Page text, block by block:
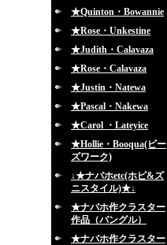
★Quinton・Bowannie
★Rose・Unkestine
★Judith・Calavaza
★Rose・Calavaza
★Justin・Natewa
★Pascal・Nakewa
★Carol ・Lateyice
★Hollie・Booqua(ビー
ズワーク)
↓★ナバホetc(ホピ&ズ
ニスタイル)★↓
★ナバホ作クラスター
作品（バングル）
★ナバホ作クラスター